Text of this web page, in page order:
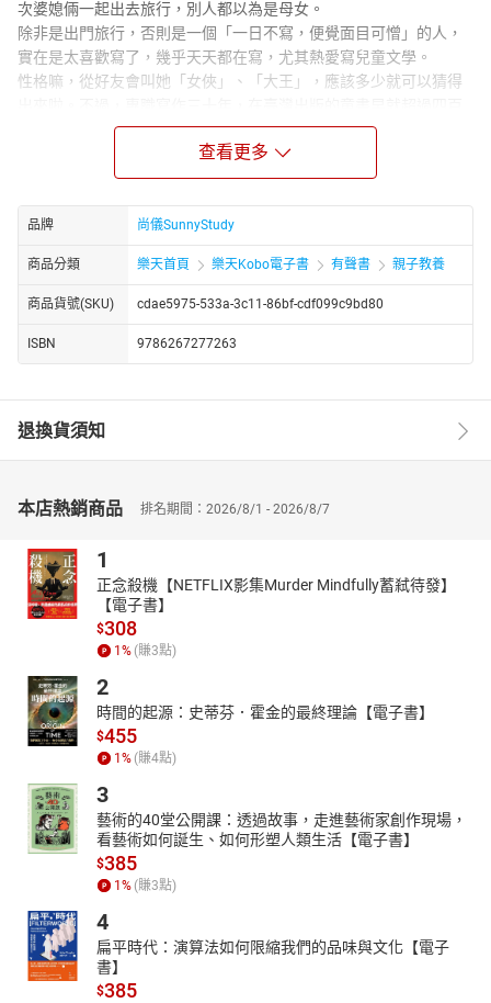
次婆媳倆一起出去旅行，別人都以為是母女。
除非是出門旅行，否則是一個「一日不寫，便覺面目可憎」的人，
實在是太喜歡寫了，幾乎天天都在寫，尤其熱愛寫兒童文學。
性格嘛，從好友會叫她「女俠」、「大王」，應該多少就可以猜得
多冊，在大陸兩百多
冊，在香港和馬來西亞也都有幾十冊，確實可以稱得上是「童書大
喜歡小朋友，經常應邀至華文地區與中小學生交流閱讀與寫作，深
覺不管是哪裡的孩子都是一樣的可愛。看到小朋友總會聯想起東東
丁丁小時候的模樣，所以感覺上東東丁丁好像一直沒有長大。
不時也會與家長和老師交流，內容則多半是媽媽經與作文教學。
【朗讀者簡介】
進聲音表演相關能力。代表作品有《阿卡的冒險：光子祕密》小男
孩阿卡、《勇者動畫系列》水妖、《九藏喵窩》九藏、《小皮大世
最受師長與孩子喜愛的童書大師管家琪經典力作~《床邊故事經典
為愛朗讀，每天十分鐘，享受親子愉快的共讀時光！
本書《床邊故事經典365：5、6月洛基的詭計》一共六十一篇，取
材廣泛，包括〈豌豆公主〉、〈阿里巴巴〉、〈所羅門王的智
慧〉、〈一個母親的故事〉、〈魔菜〉、〈玻璃瓶裡的妖精〉、
〈翹鬍子國王〉、〈漁翁傳奇〉、〈夜鶯〉、〈天鵝湖〉、〈花木
蘭〉、〈河伯娶親〉、〈枕中記〉、〈感天動地竇娥冤〉等等，還
有七篇《鏡花緣》的故事，都是精彩絕倫、膾炙人口的經典故事，
孩子們一定都會喜歡！
本書是最受家長老師及小朋友喜愛的童書大王管家琪年度大作《床
邊故事經典365》的第三本《五、六月洛基的詭計》，包含世界文學
經典、中外歷史典故、各國最知名的童話故事、上古神話與民間故
事，每天只要5到10分鐘，就能讓孩子365天，天天與經典為伍，是
一套最好看也最好聽的床邊故事大集合。
每篇床邊故事平均九百多字，文字淺白、生動、流暢，家長與孩子
每天一篇，十分鐘共享愉快的親子時光，帶領孩子親近文學，是送
給孩子最美好的禮物，孩子將終生受用不盡。
有聲出版：大好文化與尚儀數位學習聯合出版
查看更多
品牌 尚儀SunnyStudy
商品分類 樂天首頁 樂天Kobo電子書 有聲書 親子教養
商品貨號(SKU) cdae5975-533a-3c11-86bf-cdf099c9bd80
ISBN 9786267277263
退換貨須知
本店熱銷商品 排名期間：2026/8/1 - 2026/8/7
1
正念殺機【NETFLIX影集Murder Mindfully蓄弒待發】
【電子書】
$308
1 % (賺3點)
2
時間的起源：史蒂芬．霍金的最終理論【電子書】
$455
1 % (賺4點)
3
藝術的40堂公開課：透過故事，走進藝術家創作現場，
看藝術如何誕生、如何形塑人類生活【電子書】
$385
1 % (賺3點)
4
扁平時代：演算法如何限縮我們的品味與文化【電子
書】
$385